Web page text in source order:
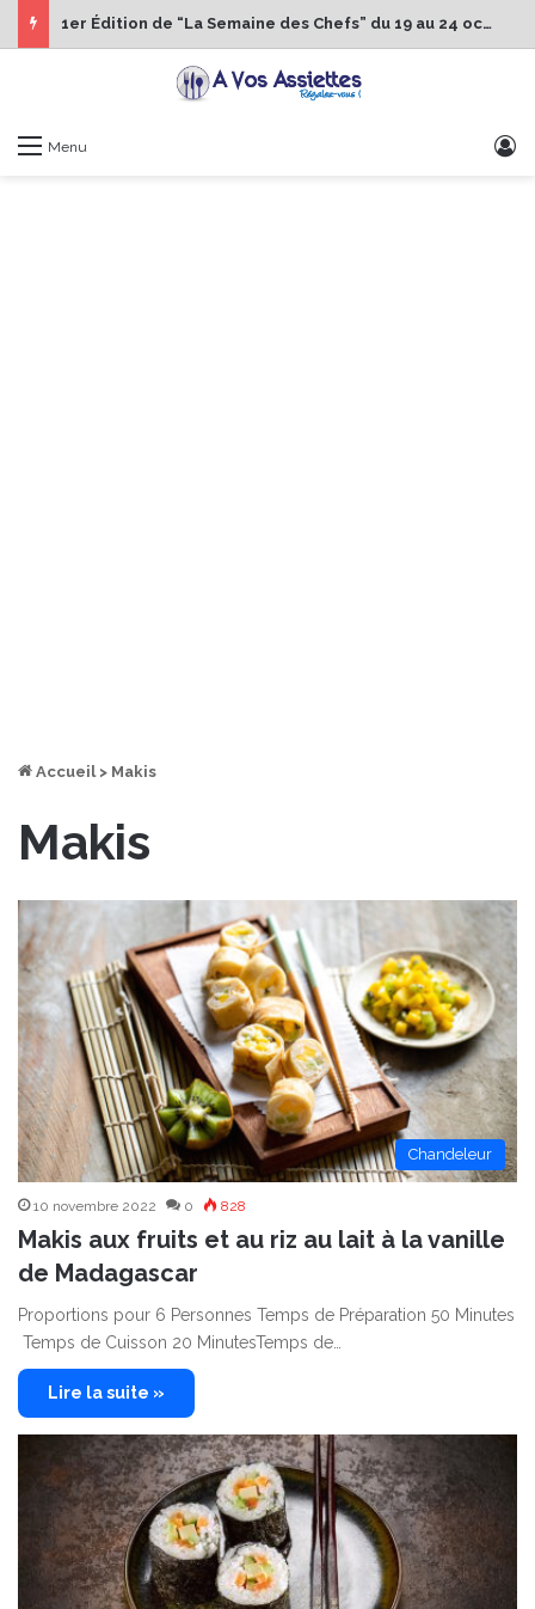
1er Édition de “La Semaine des Chefs” du 19 au 24 octobre 2026
Menu
Accueil > Makis
Makis
Chandeleur
10 novembre 2022 0 828
Makis aux fruits et au riz au lait à la vanille
de Madagascar
Proportions pour 6 Personnes Temps de Préparation 50 Minutes
Temps de Cuisson 20 MinutesTemps de…
Lire la suite »